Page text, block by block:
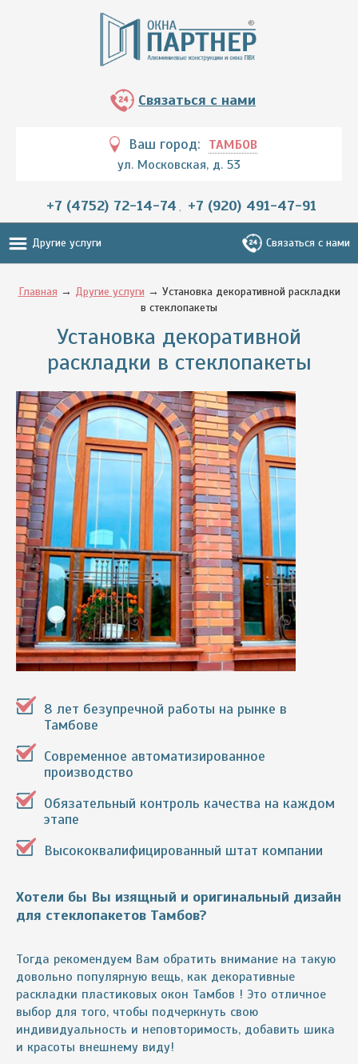
Связаться с нами
Ваш город: ТАМБОВ
ул. Московская, д. 53
+7 (4752) 72-14-74 , +7 (920) 491-47-91
Другие услуги Связаться с нами
Главная → Другие услуги → Установка декоративной раскладки
в стеклопакеты
Установка декоративной
раскладки в стеклопакеты
8 лет безупречной работы на рынке в
Тамбове
Современное автоматизированное
производство
Обязательный контроль качества на каждом
этапе
Высококвалифицированный штат компании
Хотели бы Вы изящный и оригинальный дизайн
для стеклопакетов Тамбов?
Тогда рекомендуем Вам обратить внимание на такую
довольно популярную вещь, как декоративные
раскладки пластиковых окон Тамбов ! Это отличное
выбор для того, чтобы подчеркнуть свою
индивидуальность и неповторимость, добавить шика
и красоты внешнему виду!